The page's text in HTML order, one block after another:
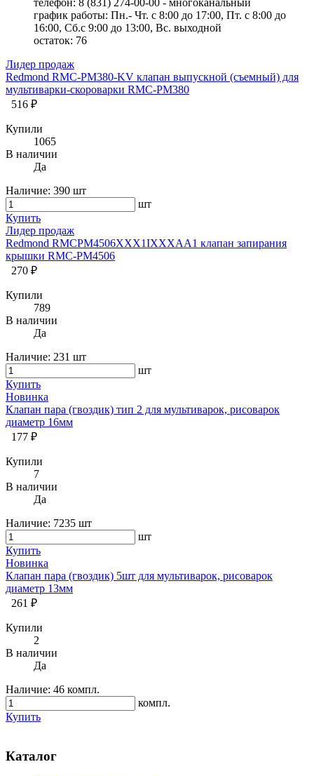
график работы: Пн.- Чт. с 8:00 до 17:00, Пт. с 8:00 до
16:00, Сб.с 9:00 до 13:00, Вс. выходной
остаток: 76
Лидер продаж
Redmond RMC-PM380-KV клапан выпускной (съемный) для
мультиварки-скороварки RMC-PM380
516 ₽
Купили
1065
В наличии
Да
Наличие: 390 шт
шт
Купить
Лидер продаж
Redmond RMCPM4506XXX1IXXXAA1 клапан запирания
крышки RMC-PM4506
270 ₽
Купили
789
В наличии
Да
Наличие: 231 шт
шт
Купить
Новинка
Клапан пара (гвоздик) тип 2 для мультиварок, рисоварок
диаметр 16мм
177 ₽
Купили
7
В наличии
Да
Наличие: 7235 шт
шт
Купить
Новинка
Клапан пара (гвоздик) 5шт для мультиварок, рисоварок
диаметр 13мм
261 ₽
Купили
2
В наличии
Да
Наличие: 46 компл.
компл.
Купить
Каталог